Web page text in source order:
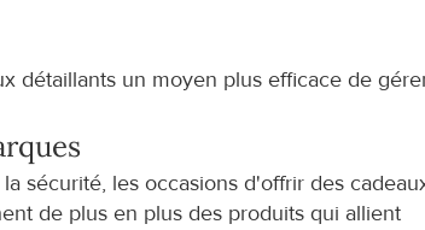
détaillants un moyen plus efficace de
sécurité, les occasions d'offrir des
de plus en plus des produits qui allient